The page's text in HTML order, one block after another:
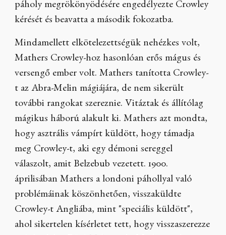
páholy megrökönyödésére engedélyezte Crowley
kérését és beavatta a második fokozatba.
Mindamellett elkötelezettségük nehézkes volt,
Mathers Crowley-hoz hasonlóan erős mágus és
versengő ember volt. Mathers tanította Crowley-
t az Abra-Melin mágiájára, de nem sikerült
további rangokat szereznie. Vitáztak és állítólag
mágikus háború alakult ki. Mathers azt mondta,
hogy asztrális vámpírt küldött, hogy támadja
meg Crowley-t, aki egy démoni sereggel
válaszolt, amit Belzebub vezetett. 1900.
áprilisában Mathers a londoni páhollyal való
problémáinak köszönhetően, visszaküldte
Crowley-t Angliába, mint "speciális küldött",
ahol sikertelen kísérletet tett, hogy visszaszerezze